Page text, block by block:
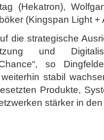
(Hekatron),
(Kingspan Light +
die strategische
und
so
stabil
Produkte,
stärker in